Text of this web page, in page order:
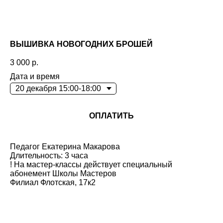
ВЫШИВКА НОВОГОДНИХ БРОШЕЙ
3 000 р.
Дата и время
ОПЛАТИТЬ
Педагог Екатерина Макарова
Длительность: 3 часа
! На мастер-классы действует специальный
абонемент Школы Мастеров
Филиал Флотская, 17к2